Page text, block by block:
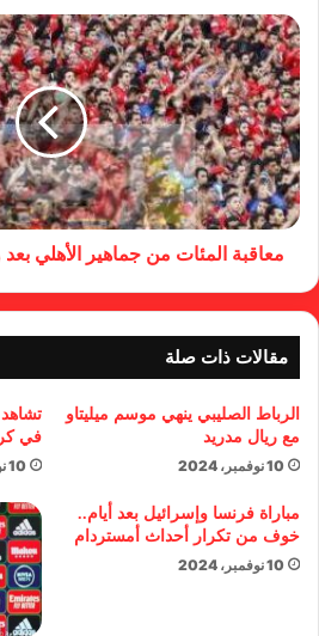
معاقبة المئات من جماهير الأهلي
مقالات ذات صلة
الرباط الصليبي ينهي موسم ميليتاو
مع ريال مدريد
10 نوفمبر، 2024
تشاهد
في
10 نوفمبر، 2024
مباراة فرنسا وإسرائيل بعد أيام..
خوف من تكرار أحداث أمستردام
10 نوفمبر، 2024